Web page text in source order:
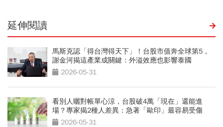
延伸閱讀
馬斯克認「得台灣得天下」！台股市值奔全球第5，
謝金河揭這產業成關鍵：外溢效應也影響泰國
2026-05-31
看別人曬對帳單心涼，台股破4萬「現在」還能進
場？專家揭2種人差異：急著「歐印」最容易受傷
2026-05-31